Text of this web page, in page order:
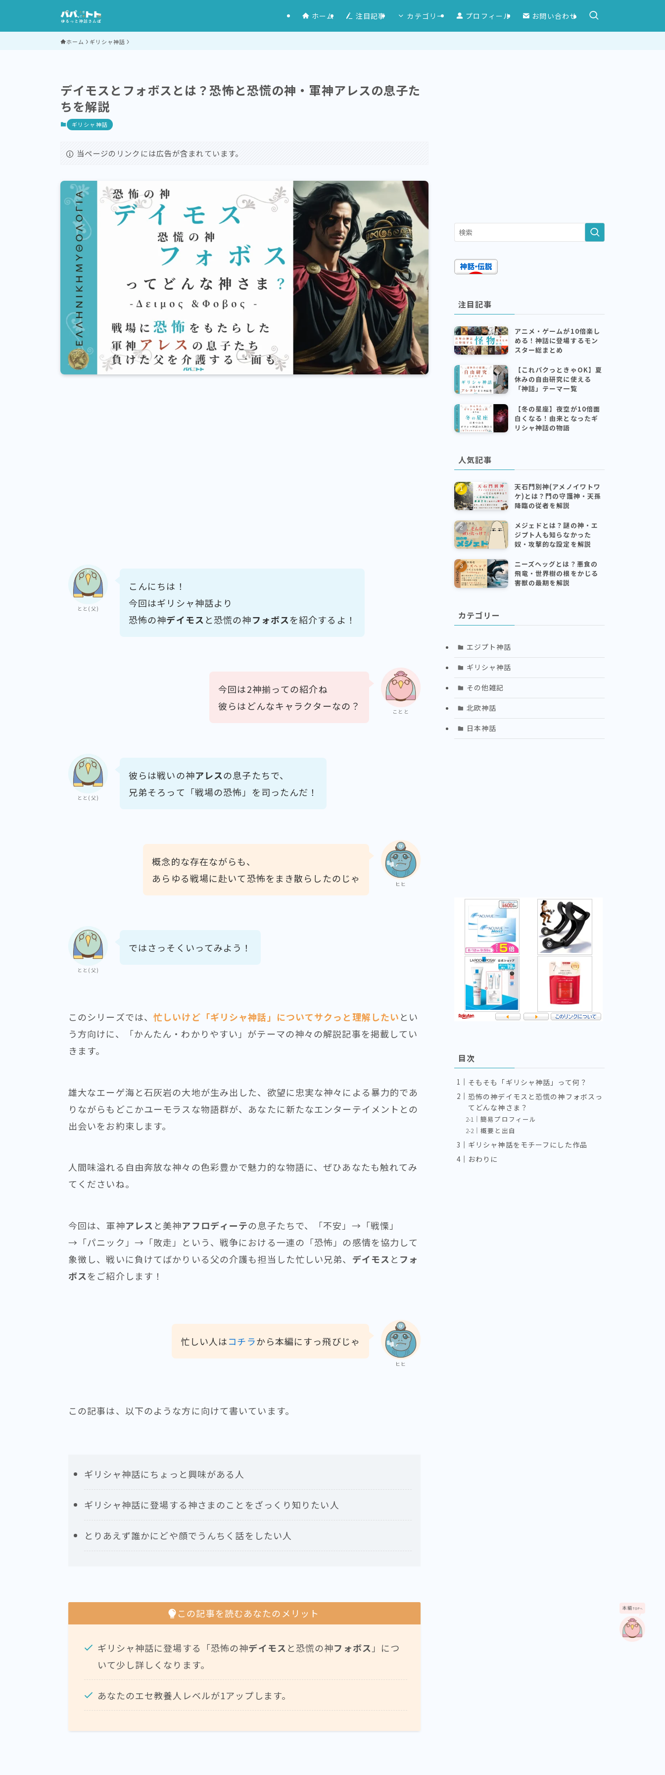
ホーム 注目記事 カテゴリー プロフィール お問い合わせ
ホーム ギリシャ神話
デイモスとフォボスとは？恐怖と恐慌の神・軍神アレスの息子た
ちを解説
ギリシャ神話
当ページのリンクには広告が含まれています。
とと(父)
こんにちは！
今回はギリシャ神話より
恐怖の神デイモスと恐慌の神フォボスを紹介するよ！
ことと
今回は2神揃っての紹介ね
彼らはどんなキャラクターなの？
とと(父)
彼らは戦いの神アレスの息子たちで、
兄弟そろって「戦場の恐怖」を司ったんだ！
ヒヒ
概念的な存在ながらも、
あらゆる戦場に赴いて恐怖をまき散らしたのじゃ
とと(父)
ではさっそくいってみよう！
このシリーズでは、忙しいけど「ギリシャ神話」についてサクっと理解したいとい
う方向けに、「かんたん・わかりやすい」がテーマの神々の解説記事を掲載してい
きます。
雄大なエーゲ海と石灰岩の大地が生み出した、欲望に忠実な神々による暴力的であ
りながらもどこかユーモラスな物語群が、あなたに新たなエンターテイメントとの
出会いをお約束します。
人間味溢れる自由奔放な神々の色彩豊かで魅力的な物語に、ぜひあなたも触れてみ
てくださいね。
今回は、軍神アレスと美神アフロディーテの息子たちで、「不安」→「戦慄」
→「パニック」→「敗走」という、戦争における一連の「恐怖」の感情を協力して
象徴し、戦いに負けてばかりいる父の介護も担当した忙しい兄弟、 デイモスと フォ
ボスをご紹介します！
ヒヒ
忙しい人はコチラから本編にすっ飛びじゃ
この記事は、以下のような方に向けて書いています。
ギリシャ神話にちょっと興味がある人
ギリシャ神話に登場する神さまのことをざっくり知りたい人
とりあえず誰かにどや顔でうんちく話をしたい人
この記事を読むあなたのメリット
ギリシャ神話に登場する「恐怖の神デイモスと恐慌の神フォボス 」につ
いて少し詳しくなります。
あなたのエセ教養人レベルが1アップします。
注目記事
アニメ・ゲームが10倍楽し
める！神話に登場するモン
スター総まとめ
【これパクっときゃOK】夏
休みの自由研究に使える
「神話」テーマ一覧
【冬の星座】夜空が10倍面
白くなる！由来となったギ
リシャ神話の物語
人気記事
天石門別神(アメノイワトワ
ケ)とは？門の守護神・天孫
降臨の従者を解説
メジェドとは？謎の神・エ
ジプト人も知らなかった
奴・攻撃的な設定を解説
ニーズヘッグとは？悪食の
飛竜・世界樹の根をかじる
害獣の最期を解説
カテゴリー
エジプト神話
ギリシャ神話
その他雑記
北欧神話
日本神話
目次
そもそも「ギリシャ神話」って何？
恐怖の神デイモスと恐慌の神フォボスっ
てどんな神さま？
簡易プロフィール
概要と出自
ギリシャ神話をモチーフにした作品
おわりに